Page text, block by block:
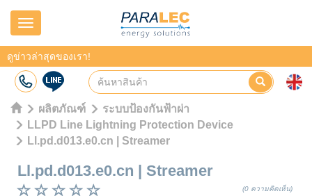
Navigation
ดูข่าวล่าสุดของเรา!
ผลิตภัณฑ์
ระบบป้องกันฟ้าผ่า
LLPD Line Lightning Protection Device
Ll.pd.d013.e0.cn | Streamer
Ll.pd.d013.e0.cn | Streamer
(0 ความคิดเห็น)